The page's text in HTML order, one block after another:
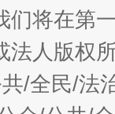
们将在第
法人版权
/全民/法